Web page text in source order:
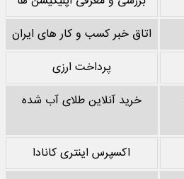
اتاق خبر کسب و کار های ایران
پرداخت ارزی
خرید آنلاین طلای آب شده
اکسپرس اینتری کانادا